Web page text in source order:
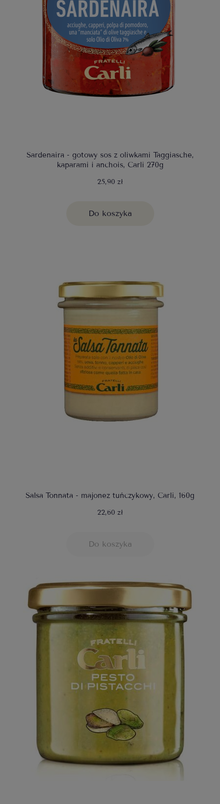
Sardenaira - gotowy sos z oliwkami Taggiasche,
kaparami i anchois, Carli 270g
25,90 zł
Do koszyka
Salsa Tonnata - majonez tuńczykowy, Carli, 160g
22,60 zł
Do koszyka